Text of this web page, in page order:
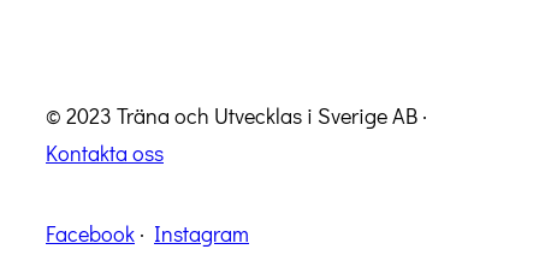
© 2023 Träna och Utvecklas i Sverige AB ·
Kontakta oss
Facebook · Instagram